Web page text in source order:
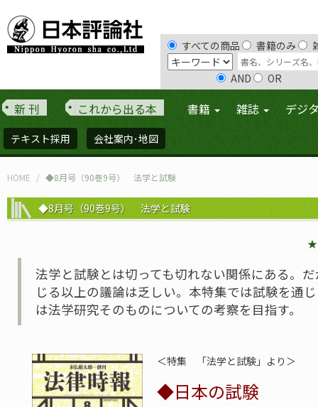
すべての商品 書籍のみ
AND OR
新 刊 これから出る本 書籍 雑誌 デジ
テキスト採用 会社案内･地図
HOME ◆8月号（90巻9号） 法学と試験
◆8月号（90巻9号） 法学と試験
★
法学と試験とは切っても切れない関係にある。
じる以上の議論は乏しい。本特集では試験を通
は法学研究そのものについての考察を目指す。
＜特集 「法学と試験」より＞
◆日本の試験